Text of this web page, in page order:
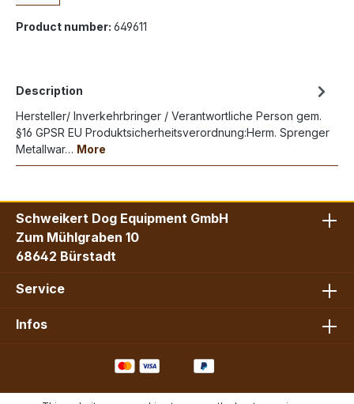
Product number: 649611
Description
Hersteller/ Inverkehrbringer / Verantwortliche Person gem.
§16 GPSR EU Produktsicherheitsverordnung:Herm. Sprenger
Metallwar… More
Schweikert Dog Equipment GmbH
Zum Mühlgraben 10
68642 Bürstadt
Service
Infos